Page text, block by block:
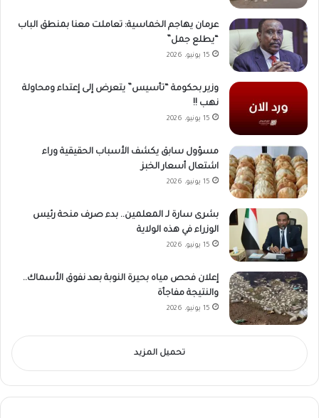
عرمان يهاجم الخماسية: تعاملت معنا بمنطق الباب
“يطلع جمل”
15 يونيو، 2026
وزير بحكومة “تأسيس” يتعرض إلى إعتداء ومحاولة
نهب !!
15 يونيو، 2026
مسؤول سابق يكشف الأسباب الحقيقية وراء
اشتعال أسعار الخبز
15 يونيو، 2026
بشرى سارة لـ المعلمين.. بدء صرف منحة رئيس
الوزراء في هذه الولاية
15 يونيو، 2026
إعلان فحص مياه بحيرة النوبة بعد نفوق الأسماك..
والنتيجة مفاجأة
15 يونيو، 2026
تحميل المزيد